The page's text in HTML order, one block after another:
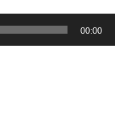
00:00